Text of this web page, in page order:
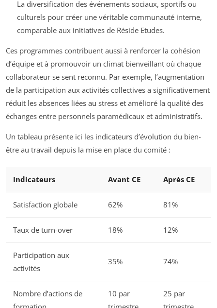
La diversification des événements sociaux, sportifs ou
culturels pour créer une véritable communauté interne,
comparable aux initiatives de Réside Etudes.
Ces programmes contribuent aussi à renforcer la cohésion
d’équipe et à promouvoir un climat bienveillant où chaque
collaborateur se sent reconnu. Par exemple, l’augmentation
de la participation aux activités collectives a significativement
réduit les absences liées au stress et amélioré la qualité des
échanges entre personnels paramédicaux et administratifs.
Un tableau présente ici les indicateurs d’évolution du bien-
être au travail depuis la mise en place du comité :
Indicateurs Avant CE Après CE
Satisfaction globale 62% 81%
Taux de turn-over 18% 12%
Participation aux
activités
35% 74%
Nombre d’actions de
10 par
25 par